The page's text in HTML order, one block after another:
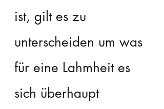
ist, gilt es zu
unterscheiden um was
für eine Lahmheit es
sich überhaupt